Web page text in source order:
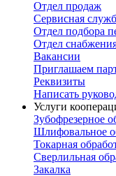
Отдел продаж
Сервисная
Отдел подбора
Отдел
Вакансии
Приглашаем
Реквизиты
Написать
Услуги
Зубофрезерное
Шлифовальное
Токарная
Cверлильная
Закалка